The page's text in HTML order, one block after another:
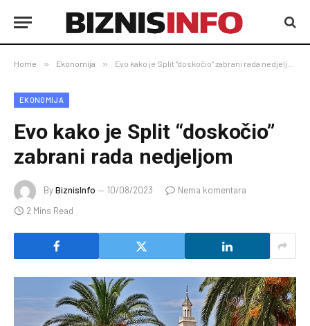
Home » Ekonomija » Evo kako je Split “doskočio” zabrani rada nedjeljom
EKONOMIJA
Evo kako je Split “doskočio”
zabrani rada nedjeljom
ByBiznisInfo 10/08/2023
Nema komentara
2 Mins Read